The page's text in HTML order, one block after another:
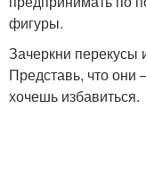
фигуры.
Зачеркни перекусы
Представь, что они
хочешь избавиться.